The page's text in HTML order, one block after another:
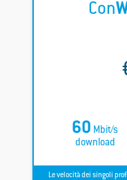
Con
60 Mbit/s
download
Le velocità dei singoli